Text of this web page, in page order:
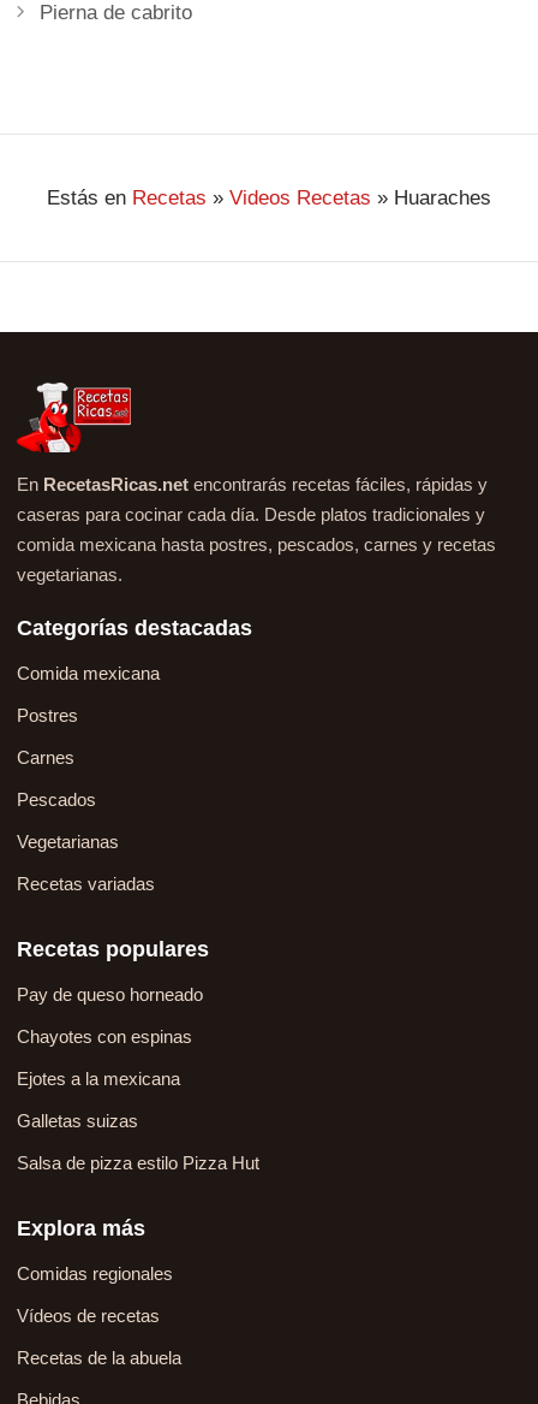
Pierna de cabrito
Estás en Recetas » Videos Recetas » Huaraches
En RecetasRicas.net encontrarás recetas fáciles, rápidas y
caseras para cocinar cada día. Desde platos tradicionales y
comida mexicana hasta postres, pescados, carnes y recetas
vegetarianas.
Categorías destacadas
Comida mexicana
Postres
Carnes
Pescados
Vegetarianas
Recetas variadas
Recetas populares
Pay de queso horneado
Chayotes con espinas
Ejotes a la mexicana
Galletas suizas
Salsa de pizza estilo Pizza Hut
Explora más
Comidas regionales
Vídeos de recetas
Recetas de la abuela
Bebidas